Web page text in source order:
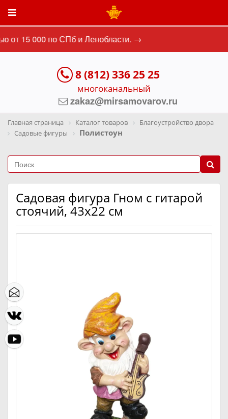
от 15 000 по СПб и Ленобласти. →
8 (812) 336 25 25
многоканальный
zakaz@mirsamovarov.ru
Главная страница Каталог товаров
Благоустройство двора
Садовые фигуры
Полистоун
Садовая фигура Гном с гитарой
стоячий, 43х22 см